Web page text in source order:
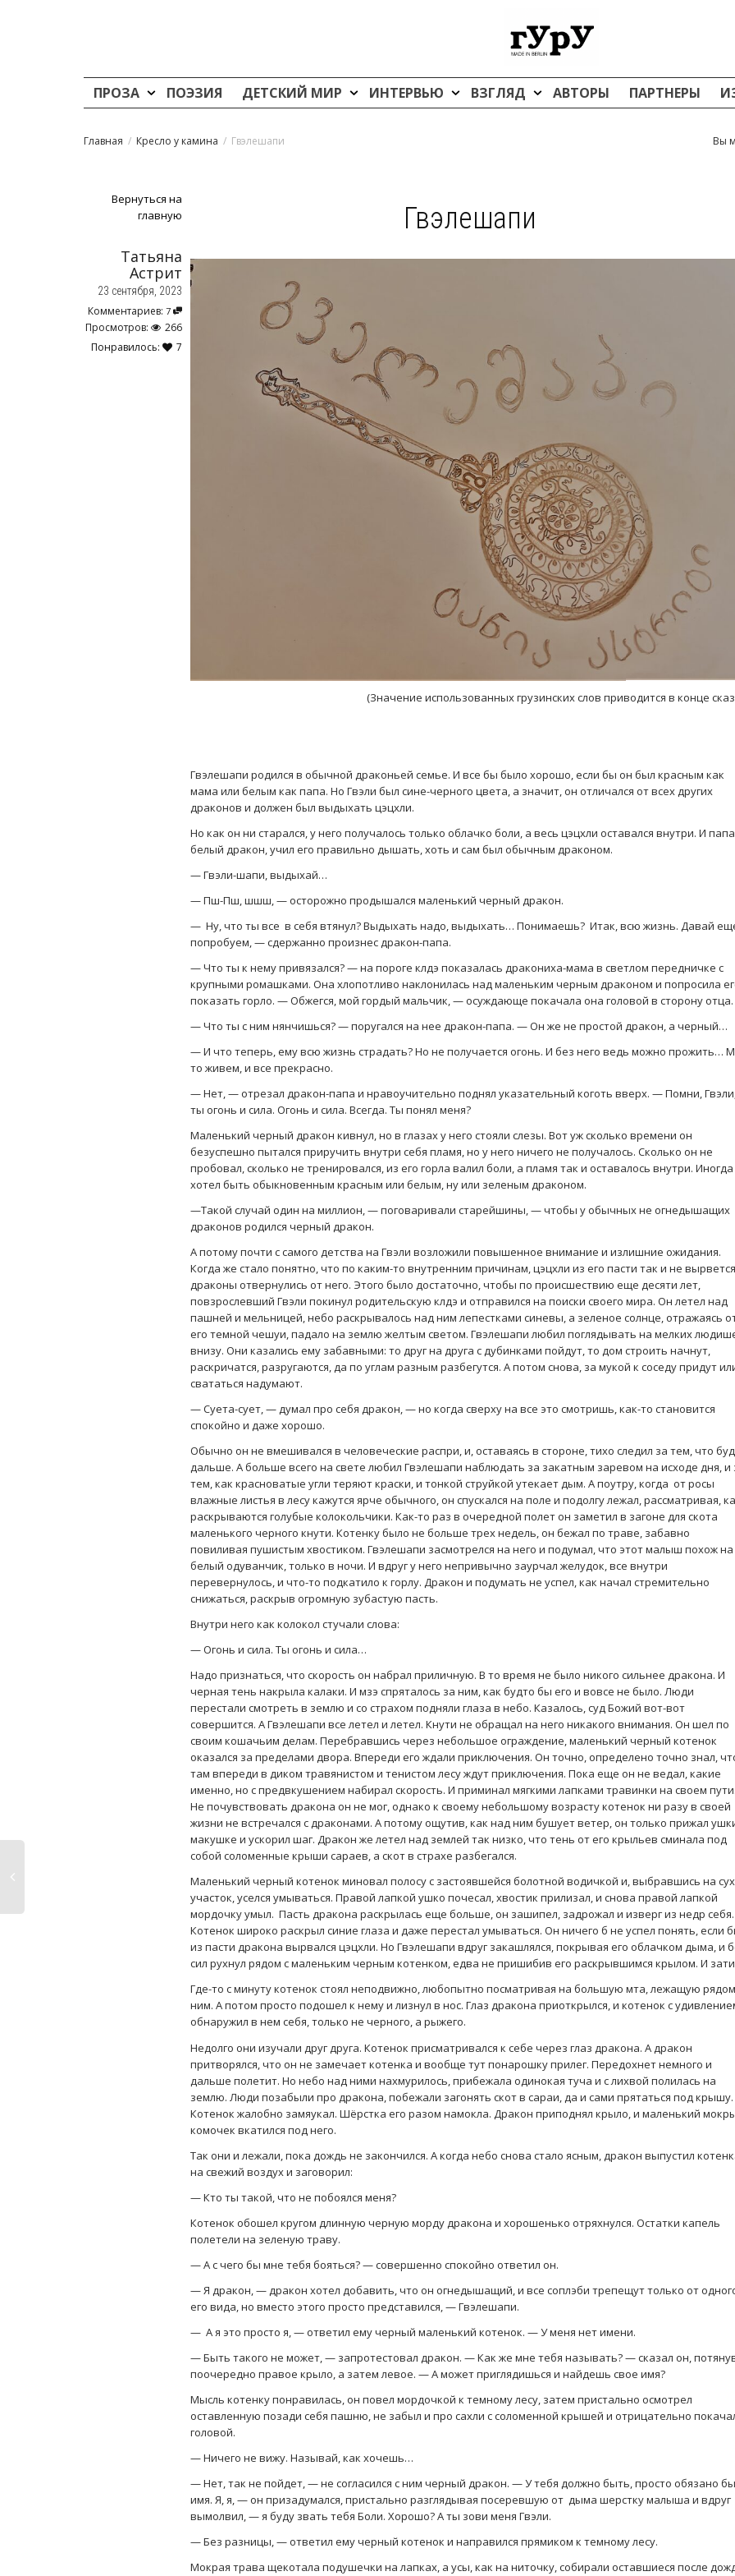
ПРОЗА ПОЭЗИЯ ДЕТСКИЙ МИР ИНТЕРВЬЮ ВЗГЛЯД АВТОРЫ ПАРТНЕРЫ
Главная Кресло у камина Гвэлешапи Вы
Вернуться на
главную
Татьяна
Астрит
23 сентября, 2023
Комментариев: 7
Просмотров:
266
Понравилось:
7
Гвэлешапи
(Значение использованных грузинских слов приводится в конце
Гвэлешапи родился в обычной драконьей семье. И все бы было хорошо, если бы он был красным как
мама или белым как папа. Но Гвэли был сине-черного цвета, а значит, он отличался от всех других
драконов и должен был выдыхать цэцхли.
Но как он ни старался, у него получалось только облачко боли, а весь цэцхли оставался внутри. И
белый дракон, учил его правильно дышать, хоть и сам был обычным драконом.
— Гвэли-шапи, выдыхай…
— Пш-Пш, шшш, — осторожно продышался маленький черный дракон.
— Ну, что ты все в себя втянул? Выдыхать надо, выдыхать… Понимаешь? Итак, всю жизнь. Давай
попробуем, — сдержанно произнес дракон-папа.
— Что ты к нему привязался? — на пороге клдэ показалась дракониха-мама в светлом передничке с
крупными ромашками. Она хлопотливо наклонилась над маленьким черным драконом и попросила
показать горло. — Обжегся, мой гордый мальчик, — осуждающе покачала она головой в сторону отца.
— Что ты с ним нянчишься? — поругался на нее дракон-папа. — Он же не простой дракон, а черный…
— И что теперь, ему всю жизнь страдать? Но не получается огонь. И без него ведь можно прожить…
то живем, и все прекрасно.
— Нет, — отрезал дракон-папа и нравоучительно поднял указательный коготь вверх. — Помни,
ты огонь и сила. Огонь и сила. Всегда. Ты понял меня?
Маленький черный дракон кивнул, но в глазах у него стояли слезы. Вот уж сколько времени он
безуспешно пытался приручить внутри себя пламя, но у него ничего не получалось. Сколько он не
пробовал, сколько не тренировался, из его горла валил боли, а пламя так и оставалось внутри.
хотел быть обыкновенным красным или белым, ну или зеленым драконом.
—Такой случай один на миллион, — поговаривали старейшины, — чтобы у обычных не огнедышащих
драконов родился черный дракон.
А потому почти с самого детства на Гвэли возложили повышенное внимание и излишние ожидания.
Когда же стало понятно, что по каким-то внутренним причинам, цэцхли из его пасти так и не
драконы отвернулись от него. Этого было достаточно, чтобы по происшествию еще десяти лет,
повзрослевший Гвэли покинул родительскую клдэ и отправился на поиски своего мира. Он летел над
пашней и мельницей, небо раскрывалось над ним лепестками синевы, а зеленое солнце, отражаясь
его темной чешуи, падало на землю желтым светом. Гвэлешапи любил поглядывать на мелких
внизу. Они казались ему забавными: то друг на друга с дубинками пойдут, то дом строить начнут,
раскричатся, разругаются, да по углам разным разбегутся. А потом снова, за мукой к соседу придут
свататься надумают.
— Суета-сует, — думал про себя дракон, — но когда сверху на все это смотришь, как-то становится
спокойно и даже хорошо.
Обычно он не вмешивался в человеческие распри, и, оставаясь в стороне, тихо следил за тем, что
дальше. А больше всего на свете любил Гвэлешапи наблюдать за закатным заревом на исходе дня, и
тем, как красноватые угли теряют краски, и тонкой струйкой утекает дым. А поутру, когда от росы
влажные листья в лесу кажутся ярче обычного, он спускался на поле и подолгу лежал, рассматривая,
раскрываются голубые колокольчики. Как-то раз в очередной полет он заметил в загоне для скота
маленького черного кнути. Котенку было не больше трех недель, он бежал по траве, забавно
повиливая пушистым хвостиком. Гвэлешапи засмотрелся на него и подумал, что этот малыш похож на
белый одуванчик, только в ночи. И вдруг у него непривычно заурчал желудок, все внутри
перевернулось, и что-то подкатило к горлу. Дракон и подумать не успел, как начал стремительно
снижаться, раскрыв огромную зубастую пасть.
Внутри него как колокол стучали слова:
— Огонь и сила. Ты огонь и сила…
Надо признаться, что скорость он набрал приличную. В то время не было никого сильнее дракона. И
черная тень накрыла калаки. И мзэ спряталось за ним, как будто бы его и вовсе не было. Люди
перестали смотреть в землю и со страхом подняли глаза в небо. Казалось, суд Божий вот-вот
совершится. А Гвэлешапи все летел и летел. Кнути не обращал на него никакого внимания. Он шел по
своим кошачьим делам. Перебравшись через небольшое ограждение, маленький черный котенок
оказался за пределами двора. Впереди его ждали приключения. Он точно, определено точно знал,
там впереди в диком травянистом и тенистом лесу ждут приключения. Пока еще он не ведал, какие
именно, но с предвкушением набирал скорость. И приминал мягкими лапками травинки на своем пути.
Не почувствовать дракона он не мог, однако к своему небольшому возрасту котенок ни разу в своей
жизни не встречался с драконами. А потому ощутив, как над ним бушует ветер, он только прижал
макушке и ускорил шаг. Дракон же летел над землей так низко, что тень от его крыльев сминала под
собой соломенные крыши сараев, а скот в страхе разбегался.
Маленький черный котенок миновал полосу с застоявшейся болотной водичкой и, выбравшись на
участок, уселся умываться. Правой лапкой ушко почесал, хвостик прилизал, и снова правой лапкой
мордочку умыл. Пасть дракона раскрылась еще больше, он зашипел, задрожал и изверг из недр
Котенок широко раскрыл синие глаза и даже перестал умываться. Он ничего б не успел понять, если
из пасти дракона вырвался цэцхли. Но Гвэлешапи вдруг закашлялся, покрывая его облачком дыма, и
сил рухнул рядом с маленьким черным котенком, едва не пришибив его раскрывшимся крылом. И
Где-то с минуту котенок стоял неподвижно, любопытно посматривая на большую мта, лежащую
ним. А потом просто подошел к нему и лизнул в нос. Глаз дракона приоткрылся, и котенок с
обнаружил в нем себя, только не черного, а рыжего.
Недолго они изучали друг друга. Котенок присматривался к себе через глаз дракона. А дракон
притворялся, что он не замечает котенка и вообще тут понарошку прилег. Передохнет немного и
дальше полетит. Но небо над ними нахмурилось, прибежала одинокая туча и с лихвой полилась на
землю. Люди позабыли про дракона, побежали загонять скот в сараи, да и сами прятаться под крышу.
Котенок жалобно замяукал. Шёрстка его разом намокла. Дракон приподнял крыло, и маленький
комочек вкатился под него.
Так они и лежали, пока дождь не закончился. А когда небо снова стало ясным, дракон выпустил
на свежий воздух и заговорил:
— Кто ты такой, что не побоялся меня?
Котенок обошел кругом длинную черную морду дракона и хорошенько отряхнулся. Остатки капель
полетели на зеленую траву.
— А с чего бы мне тебя бояться? — совершенно спокойно ответил он.
— Я дракон, — дракон хотел добавить, что он огнедышащий, и все соплэби трепещут только от
его вида, но вместо этого просто представился, — Гвэлешапи.
— А я это просто я, — ответил ему черный маленький котенок. — У меня нет имени.
— Быть такого не может, — запротестовал дракон. — Как же мне тебя называть? — сказал он,
поочередно правое крыло, а затем левое. — А может приглядишься и найдешь свое имя?
Мысль котенку понравилась, он повел мордочкой к темному лесу, затем пристально осмотрел
оставленную позади себя пашню, не забыл и про сахли с соломенной крышей и отрицательно
головой.
— Ничего не вижу. Называй, как хочешь…
— Нет, так не пойдет, — не согласился с ним черный дракон. — У тебя должно быть, просто обязано
имя. Я, я, — он призадумался, пристально разглядывая посеревшую от дыма шерстку малыша и вдруг
вымолвил, — я буду звать тебя Боли. Хорошо? А ты зови меня Гвэли.
— Без разницы, — ответил ему черный котенок и направился прямиком к темному лесу.
Мокрая трава щекотала подушечки на лапках, а усы, как на ниточку, собирали оставшиеся после